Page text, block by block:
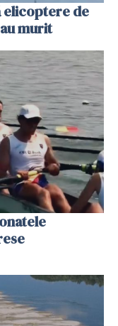
elicoptere de
murit